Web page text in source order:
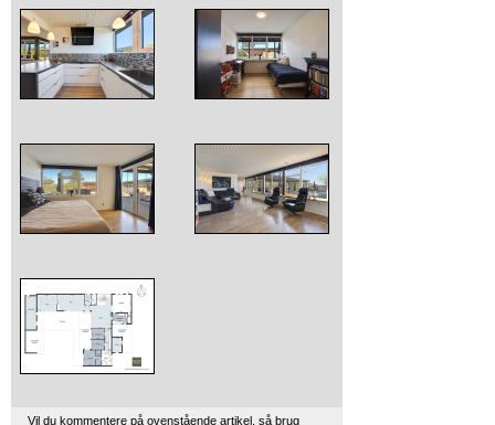
Vil du kommentere på ovenstående artikel, så brug